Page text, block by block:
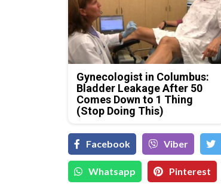
Gynecologist in Columbus:
Bladder Leakage After 50
Comes Down to 1 Thing
(Stop Doing This)
Facebook Viber
Whatsapp Pinterest